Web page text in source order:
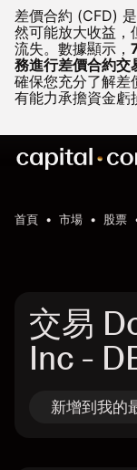
差價合約 (CFD)
然可能放大收益，
流失。 數據顯示，
務進行差價合約交
確保您充分了解差
有能力承擔資金虧
首頁 市場 股票
交易
Inc -
新增到我的